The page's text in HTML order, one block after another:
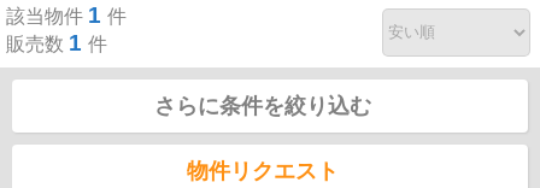
該当物件 1 件
販売数 1 件
さらに条件を絞り込む
物件リクエスト